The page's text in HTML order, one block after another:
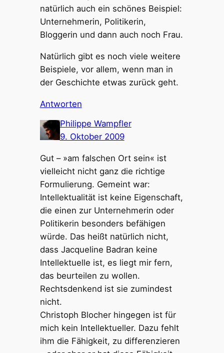
natürlich auch ein schönes Beispiel:
Unternehmerin, Politikerin,
Bloggerin und dann auch noch Frau.
Natürlich gibt es noch viele weitere
Beispiele, vor allem, wenn man in
der Geschichte etwas zurück geht.
Antworten
Philippe Wampfler
9. Oktober 2009
Gut – »am falschen Ort sein« ist
vielleicht nicht ganz die richtige
Formulierung. Gemeint war:
Intellektualität ist keine Eigenschaft,
die einen zur Unternehmerin oder
Politikerin besonders befähigen
würde. Das heißt natürlich nicht,
dass Jacqueline Badran keine
Intellektuelle ist, es liegt mir fern,
das beurteilen zu wollen.
Rechtsdenkend ist sie zumindest
nicht.
Christoph Blocher hingegen ist für
mich kein Intellektueller. Dazu fehlt
ihm die Fähigkeit, zu differenzieren